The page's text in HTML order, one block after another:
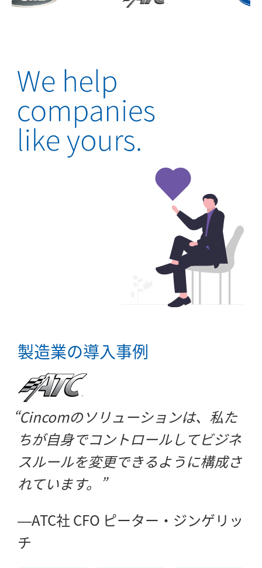
製造業の導入事例
Cincomのソリューションは、私た
ちが自身でコントロールしてビジネ
スルールを変更できるように構成さ
れています。
ATC社 CFO ピーター・ジンゲリッ
チ